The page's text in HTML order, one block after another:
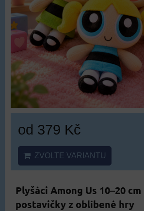
od 379 Kč
ZVOLTE VARIANTU
Plyšáci Among Us 10–20
postavičky z oblíbené hry